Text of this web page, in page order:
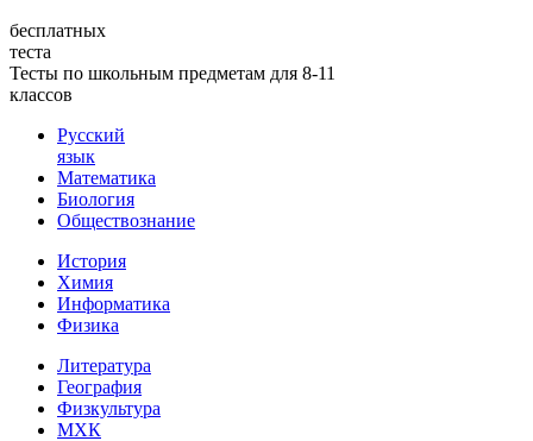
бесплатных
теста
Тесты по школьным предметам для 8-11
классов
Русский
язык
Математика
Биология
Обществознание
История
Химия
Информатика
Физика
Литература
География
Физкультура
МХК